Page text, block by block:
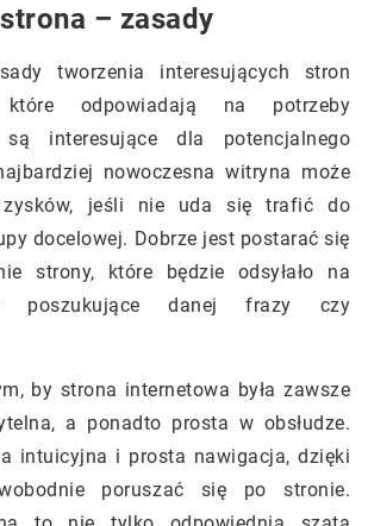
– zasady
tworzenia interesujących stron
które odpowiadają na potrzeby
interesujące dla potencjalnego
nowoczesna witryna może
zysków, jeśli nie uda się trafić do
docelowej. Dobrze jest postarać się
strony, które będzie odsyłało na
poszukujące danej frazy czy
by strona internetowa była zawsze
a ponadto prosta w obsłudze.
intuicyjna i prosta nawigacja, dzięki
poruszać się po stronie.